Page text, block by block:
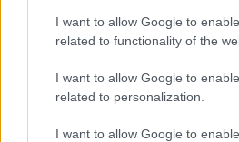
I want to allow Google to
related to functionality of the
I want to allow Google to
related to personalization.
I want to allow Google to
Ascolta il mio consiglio, io